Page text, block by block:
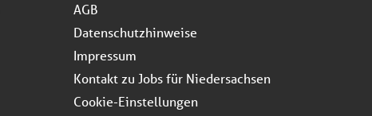
AGB
Datenschutzhinweise
Impressum
Kontakt zu Jobs für Niedersachsen
Cookie-Einstellungen